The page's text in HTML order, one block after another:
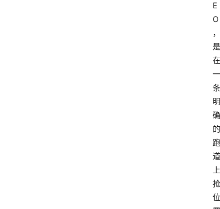
E
O
，
是
在
一
条
明
确
的
跑
道
上
抢
位